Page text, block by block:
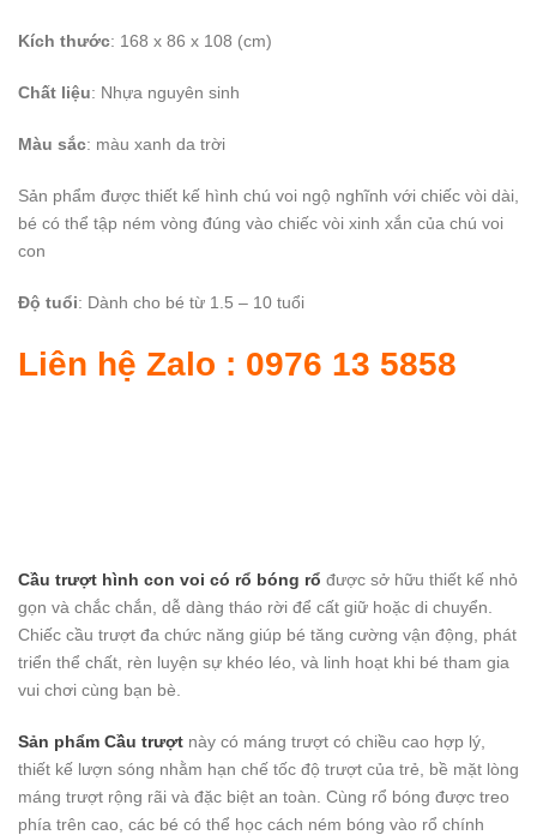
Kích thước: 168 x 86 x 108 (cm)
Chất liệu: Nhựa nguyên sinh
Màu sắc: màu xanh da trời
Sản phẩm được thiết kế hình chú voi ngộ nghĩnh với chiếc vòi dài,
bé có thể tập ném vòng đúng vào chiếc vòi xinh xắn của chú voi
con
Độ tuổi: Dành cho bé từ 1.5 – 10 tuổi
Liên hệ Zalo : 0976 13 5858
Cầu trượt hình con voi có rổ bóng rổ được sở hữu thiết kế nhỏ
gọn và chắc chắn, dễ dàng tháo rời để cất giữ hoặc di chuyển.
Chiếc cầu trượt đa chức năng giúp bé tăng cường vận động, phát
triển thể chất, rèn luyện sự khéo léo, và linh hoạt khi bé tham gia
vui chơi cùng bạn bè.
Sản phẩm Cầu trượt này có máng trượt có chiều cao hợp lý,
thiết kế lượn sóng nhằm hạn chế tốc độ trượt của trẻ, bề mặt lòng
máng trượt rộng rãi và đặc biệt an toàn. Cùng rổ bóng được treo
phía trên cao, các bé có thể học cách ném bóng vào rổ chính